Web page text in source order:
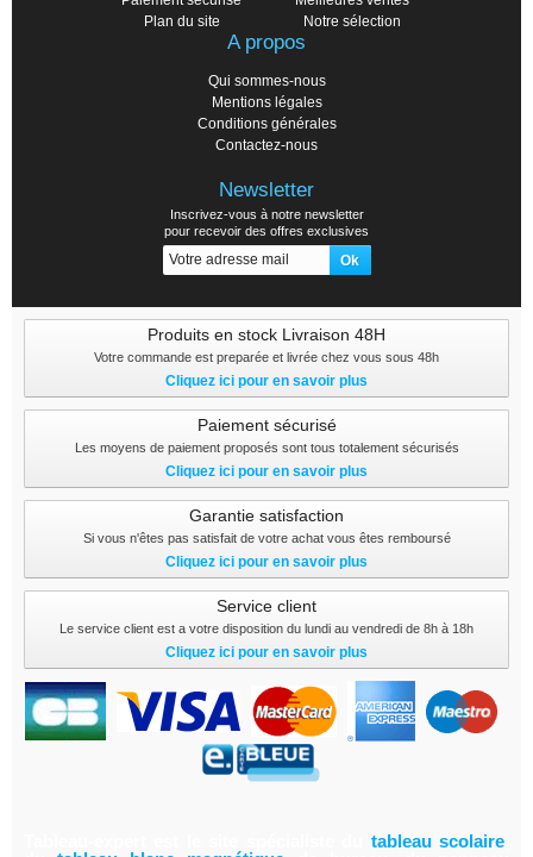
Plan du site
Notre sélection
A propos
Qui sommes-nous
Mentions légales
Conditions générales
Contactez-nous
Newsletter
Inscrivez-vous à notre newsletter
pour recevoir des offres exclusives
Produits en stock Livraison 48H
Votre commande est preparée et livrée chez vous sous 48h
Cliquez ici pour en savoir plus
Paiement sécurisé
Les moyens de paiement proposés sont tous totalement sécurisés
Cliquez ici pour en savoir plus
Garantie satisfaction
Si vous n'êtes pas satisfait de votre achat vous êtes remboursé
Cliquez ici pour en savoir plus
Service client
Le service client est a votre disposition du lundi au vendredi de 8h à 18h
Cliquez ici pour en savoir plus
tableau scolaire